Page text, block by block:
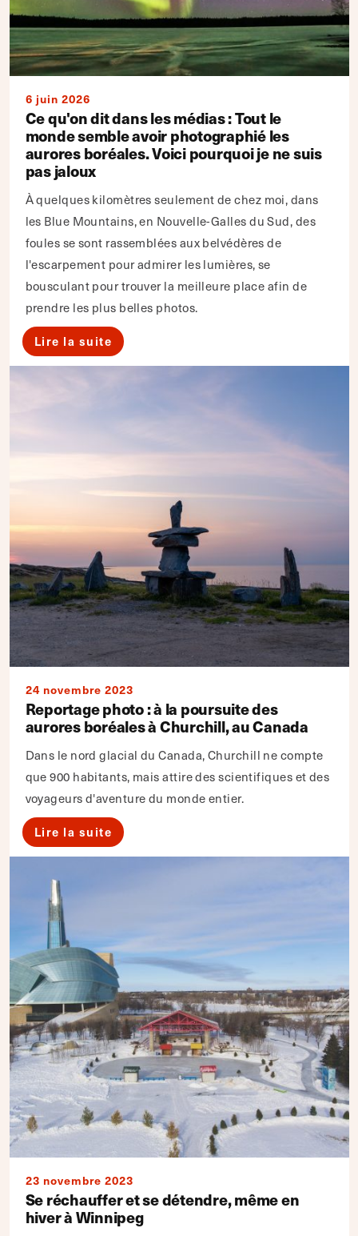
6 juin 2026
Ce qu'on dit dans les médias : Tout le
monde semble avoir photographié les
aurores boréales. Voici pourquoi je ne suis
pas jaloux
À quelques kilomètres seulement de chez moi, dans
les Blue Mountains, en Nouvelle-Galles du Sud, des
foules se sont rassemblées aux belvédères de
l'escarpement pour admirer les lumières, se
bousculant pour trouver la meilleure place afin de
prendre les plus belles photos.
Lire la suite
24 novembre 2023
Reportage photo : à la poursuite des
aurores boréales à Churchill, au Canada
Dans le nord glacial du Canada, Churchill ne compte
que 900 habitants, mais attire des scientifiques et des
voyageurs d'aventure du monde entier.
Lire la suite
23 novembre 2023
Se réchauffer et se détendre, même en
hiver à Winnipeg